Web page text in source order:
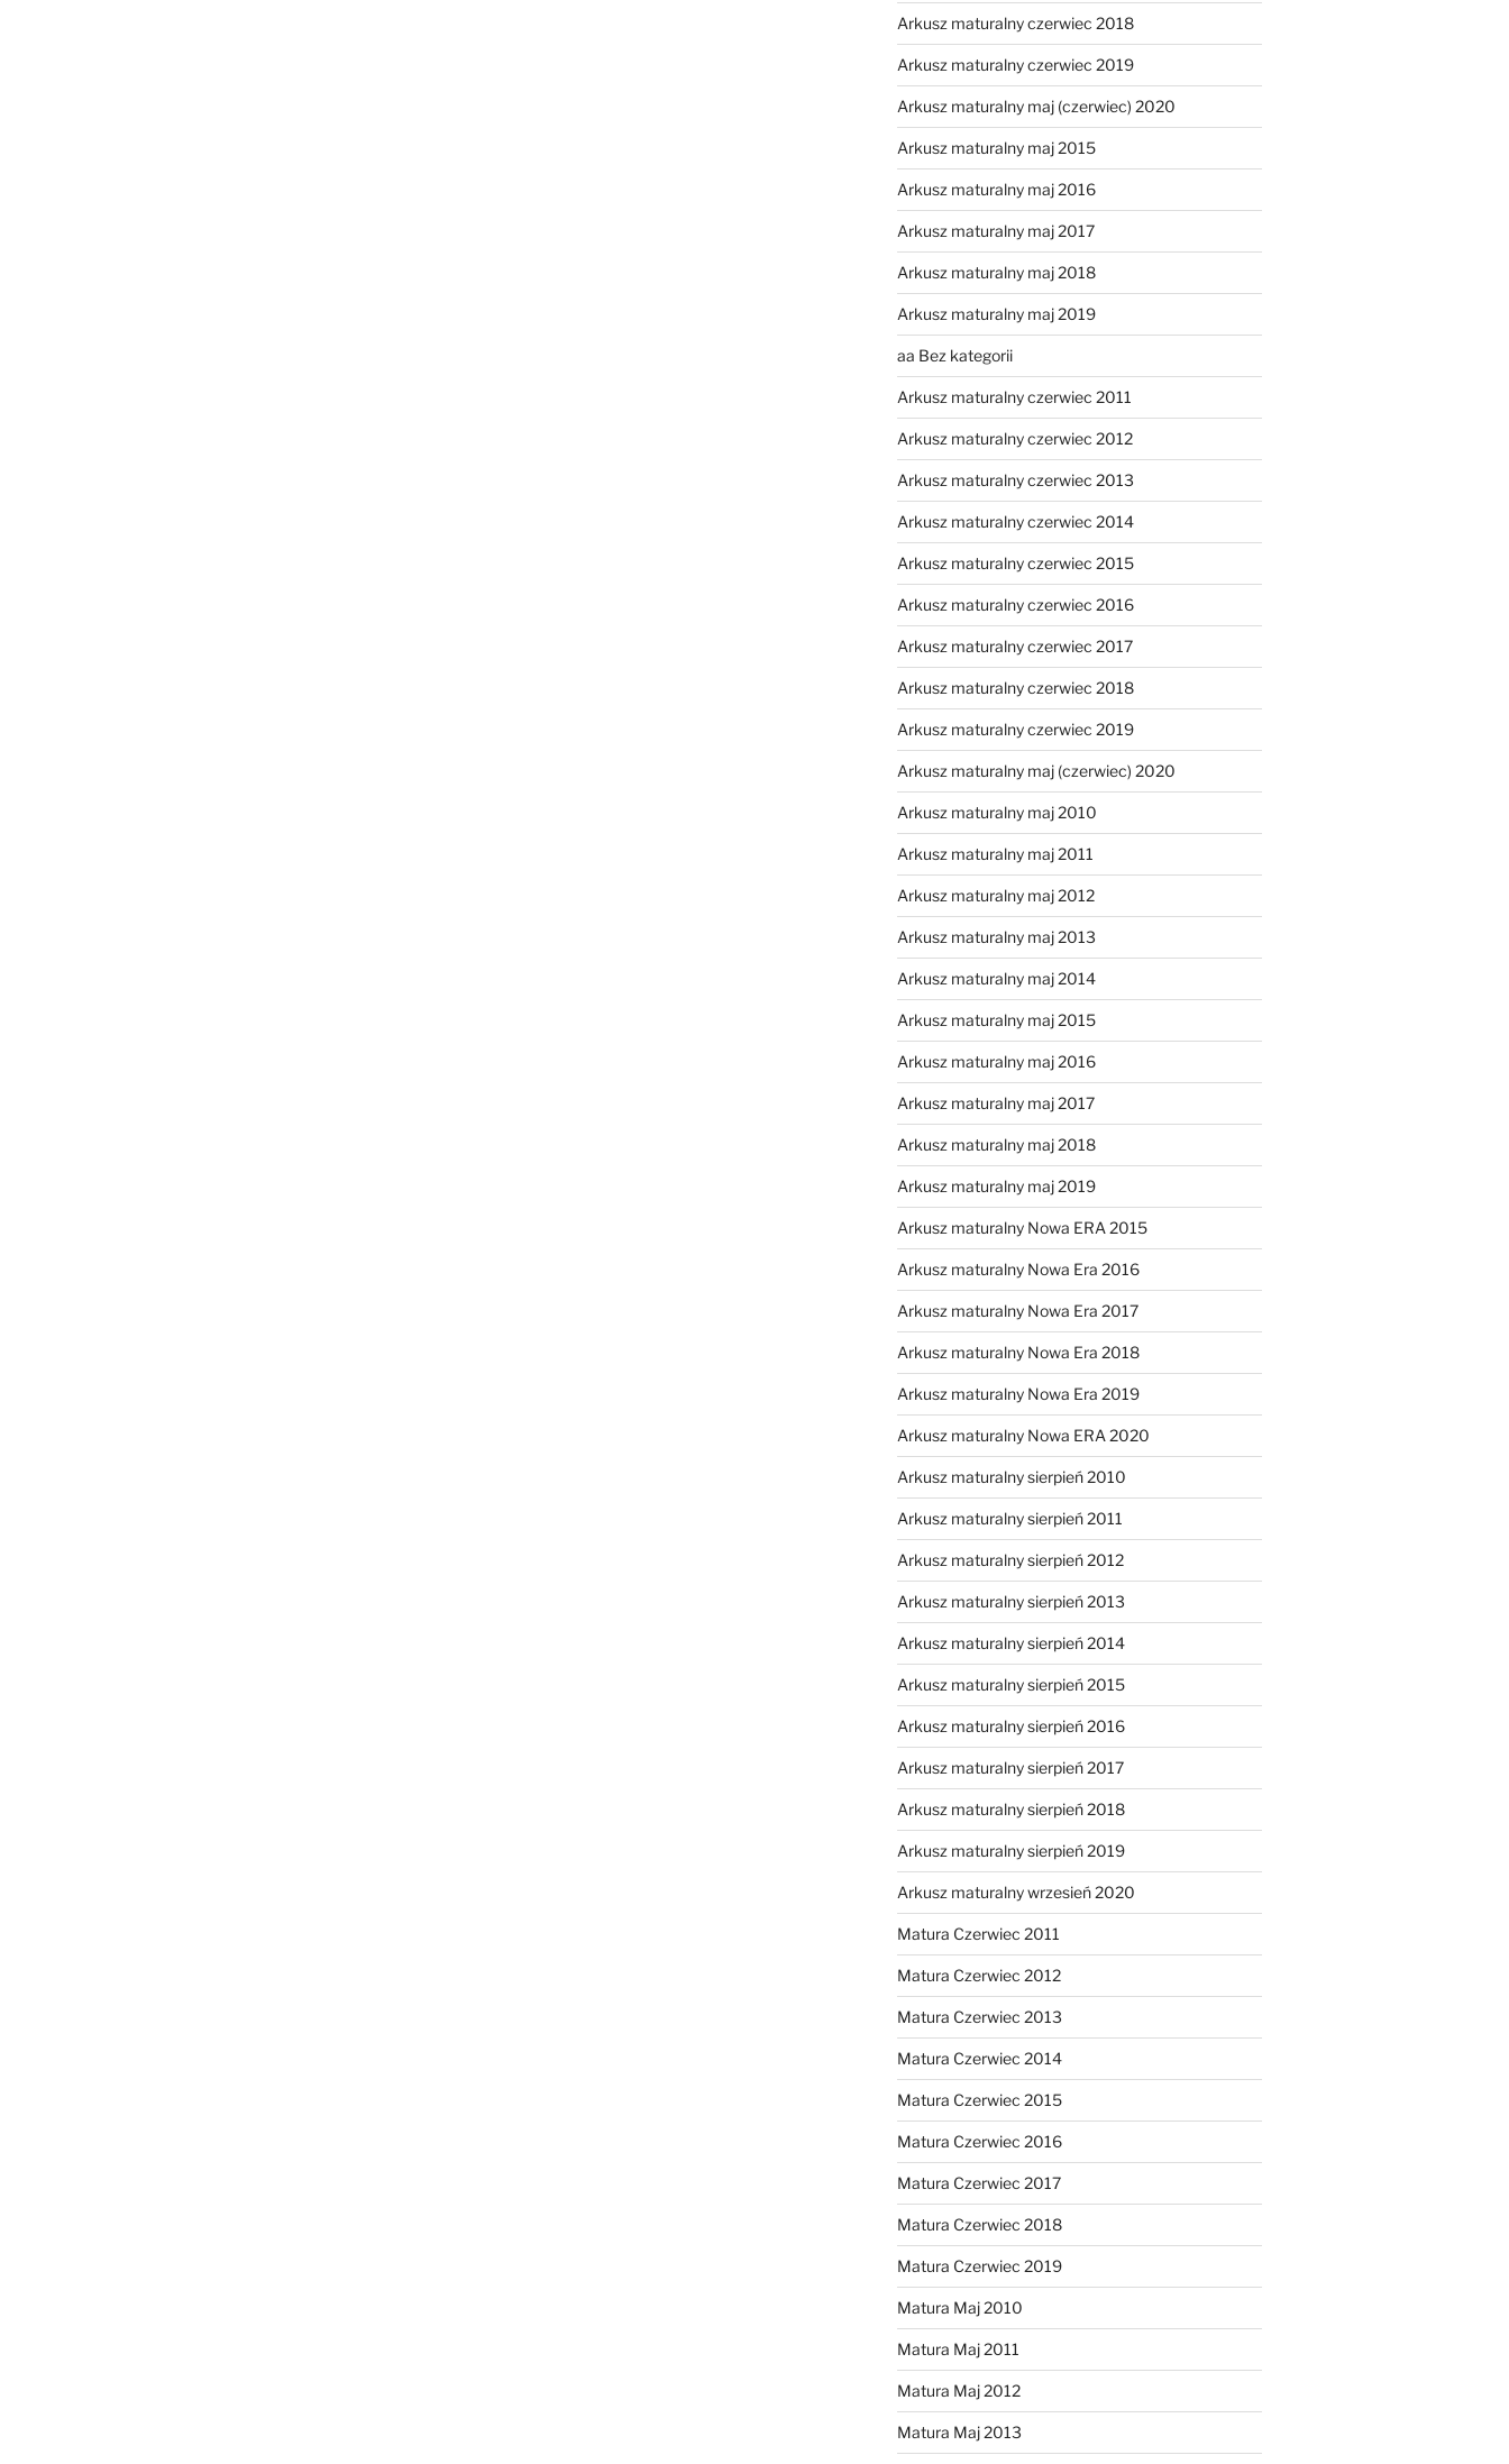
Arkusz maturalny czerwiec 2018
Arkusz maturalny czerwiec 2019
Arkusz maturalny maj (czerwiec) 2020
Arkusz maturalny maj 2015
Arkusz maturalny maj 2016
Arkusz maturalny maj 2017
Arkusz maturalny maj 2018
Arkusz maturalny maj 2019
aa Bez kategorii
Arkusz maturalny czerwiec 2011
Arkusz maturalny czerwiec 2012
Arkusz maturalny czerwiec 2013
Arkusz maturalny czerwiec 2014
Arkusz maturalny czerwiec 2015
Arkusz maturalny czerwiec 2016
Arkusz maturalny czerwiec 2017
Arkusz maturalny czerwiec 2018
Arkusz maturalny czerwiec 2019
Arkusz maturalny maj (czerwiec) 2020
Arkusz maturalny maj 2010
Arkusz maturalny maj 2011
Arkusz maturalny maj 2012
Arkusz maturalny maj 2013
Arkusz maturalny maj 2014
Arkusz maturalny maj 2015
Arkusz maturalny maj 2016
Arkusz maturalny maj 2017
Arkusz maturalny maj 2018
Arkusz maturalny maj 2019
Arkusz maturalny Nowa ERA 2015
Arkusz maturalny Nowa Era 2016
Arkusz maturalny Nowa Era 2017
Arkusz maturalny Nowa Era 2018
Arkusz maturalny Nowa Era 2019
Arkusz maturalny Nowa ERA 2020
Arkusz maturalny sierpień 2010
Arkusz maturalny sierpień 2011
Arkusz maturalny sierpień 2012
Arkusz maturalny sierpień 2013
Arkusz maturalny sierpień 2014
Arkusz maturalny sierpień 2015
Arkusz maturalny sierpień 2016
Arkusz maturalny sierpień 2017
Arkusz maturalny sierpień 2018
Arkusz maturalny sierpień 2019
Arkusz maturalny wrzesień 2020
Matura Czerwiec 2011
Matura Czerwiec 2012
Matura Czerwiec 2013
Matura Czerwiec 2014
Matura Czerwiec 2015
Matura Czerwiec 2016
Matura Czerwiec 2017
Matura Czerwiec 2018
Matura Czerwiec 2019
Matura Maj 2010
Matura Maj 2011
Matura Maj 2012
Matura Maj 2013